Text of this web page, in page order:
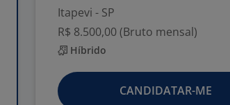
Itapevi - SP
R$ 8.500,00 (Bruto mensal)
Híbrido
CANDIDATAR-ME